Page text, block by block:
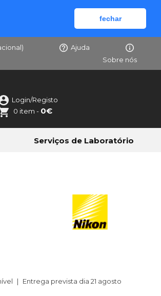
fechar
Ajuda
Sobre nós
Login/Registo
0 item - 0€
Serviços de Laboratório
Entrega prevista dia 21 agosto